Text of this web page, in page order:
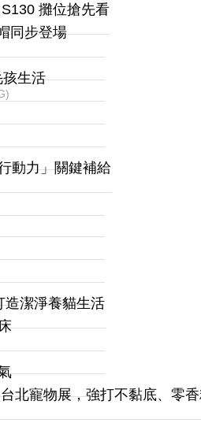
攤位搶先看
同步登場
生活
動力」關鍵補給
造潔淨養貓生活
北寵物展，強打不黏底、零